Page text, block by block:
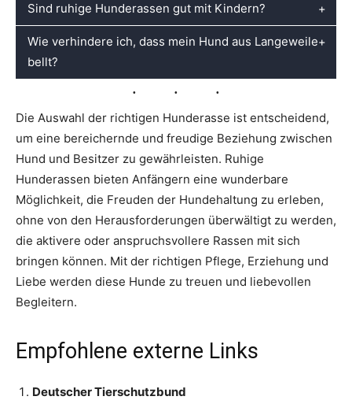
Obwohl ruhige Rassen weniger Energie haben,
benötigen sie regelmäßige Bewegung, um gesund zu
bleiben.
Sind ruhige Hunderassen gut mit Kindern?
Ja, die meisten ruhigen Hunderassen sind bekannt
für ihre Geduld und Sanftmut, was sie zu großartigen
Familienhunden macht.
Wie verhindere ich, dass mein Hund aus Langeweile
bellt?
Spiele und Training sowie genügend
Aufmerksamkeit können helfen, Langeweile zu
vermeiden.
Die Auswahl der richtigen Hunderasse ist entscheidend,
um eine bereichernde und freudige Beziehung zwischen
Hund und Besitzer zu gewährleisten. Ruhige
Hunderassen bieten Anfängern eine wunderbare
Möglichkeit, die Freuden der Hundehaltung zu erleben,
ohne von den Herausforderungen überwältigt zu werden,
die aktivere oder anspruchsvollere Rassen mit sich
bringen können. Mit der richtigen Pflege, Erziehung und
Liebe werden diese Hunde zu treuen und liebevollen
Begleitern.
Empfohlene externe Links
Deutscher Tierschutzbund